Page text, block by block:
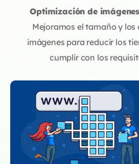
Optimización de
Mejoramos el tamaño y los
imágenes para reducir los
cumplir con los